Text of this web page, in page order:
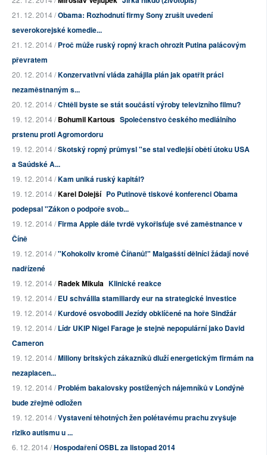
21. 12. 2014 /Obama: Rozhodnutí firmy Sony zrušit uvedení
severokorejské komedie...
21. 12. 2014 /Proč může ruský ropný krach ohrozit Putina palácovým
převratem
20. 12. 2014 /Konzervativní vláda zahájila plán jak opatřit práci
nezaměstnaným s...
20. 12. 2014 /Chtěli byste se stát součástí výroby televizního filmu?
19. 12. 2014 /Bohumil Kartous Společenstvo českého mediálního
prstenu proti Agromordoru
19. 12. 2014 /Skotský ropný průmysl "se stal vedlejší obětí útoku USA
a Saúdské A...
19. 12. 2014 /Kam uniká ruský kapitál?
19. 12. 2014 /Karel Dolejší Po Putinově tiskové konferenci Obama
podepsal "Zákon o podpoře svob...
19. 12. 2014 /Firma Apple dále tvrdě vykořisťuje své zaměstnance v
Číně
19. 12. 2014 /"Kohokoliv kromě Číňanů!" Malgašští dělníci žádají nové
nadřízené
19. 12. 2014 /Radek Mikula Klinické reakce
19. 12. 2014 /EU schválila stamiliardy eur na strategické investice
19. 12. 2014 /Kurdové osvobodili Jezídy obklíčené na hoře Sindžár
19. 12. 2014 /Lídr UKIP Nigel Farage je stejně nepopulární jako David
Cameron
19. 12. 2014 /Miliony britských zákazníků dluží energetickým firmám na
nezaplacen...
19. 12. 2014 /Problém bakalovsky postižených nájemníků v Londýně
bude zřejmě odložen
19. 12. 2014 /Vystavení těhotných žen polétavému prachu zvyšuje
riziko autismu u ...
6. 12. 2014 /Hospodaření OSBL za listopad 2014